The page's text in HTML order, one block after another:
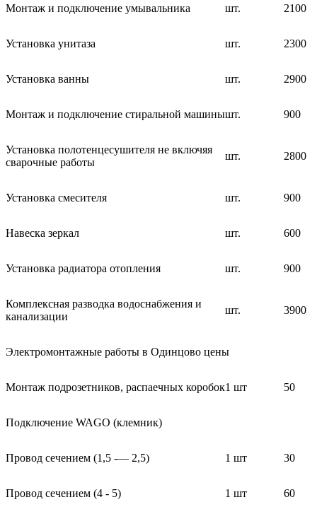
Монтаж и подключение умывальника шт. 2100
Установка унитаза шт. 2300
Установка ванны шт. 2900
Монтаж и подключение стиральной машинышт. 900
Установка полотенцесушителя не включяя
сварочные работы
шт. 2800
Установка смесителя шт. 900
Навеска зеркал шт. 600
Установка радиатора отопления шт. 900
Комплексная разводка водоснабжения и
канализации
шт. 3900
Электромонтажные работы в Одинцово цены
Монтаж подрозетников, распаечных коробок1 шт 50
Подключение WAGO (клемник)
Провод сечением (1,5 -— 2,5) 1 шт 30
Провод сечением (4 - 5) 1 шт 60